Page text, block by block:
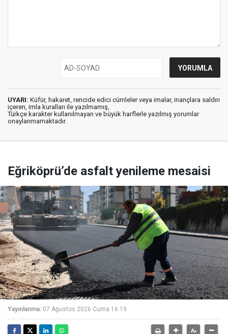
UYARI: Küfür, hakaret, rencide edici cümleler veya imalar, inançlara saldırı
içeren, imla kuralları ile yazılmamış,
Türkçe karakter kullanılmayan ve büyük harflerle yazılmış yorumlar
onaylanmamaktadır.
Eğriköprü’de asfalt yenileme mesaisi
Yayınlanma: 07 Ağustos 2026 Cuma 16:19